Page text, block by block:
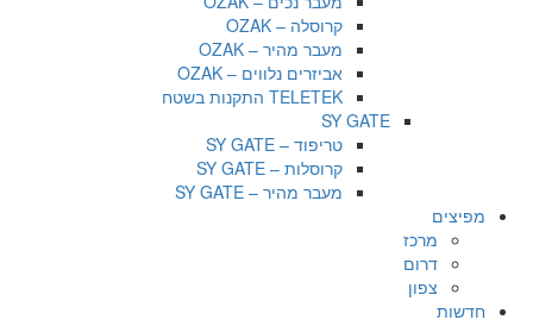
קרוסלה – OZAK
מעבר מהיר – OZAK
אביזרים נלווים – OZAK
TELETEK התקנות בשטח
SY GATE
טריפוד – SY GATE
קרוסלות – SY GATE
מעבר מהיר – SY GATE
מפיצים
מרכז
דרום
צפון
חדשות